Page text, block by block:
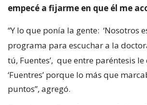
empecé a fijarme en que él me
“Y lo que ponía la gente: ‘Nosotros
programa para escuchar a la
tú, Fuentes’, que entre paréntesis le
‘Fuentres’ porque lo más que
puntos”, agregó.